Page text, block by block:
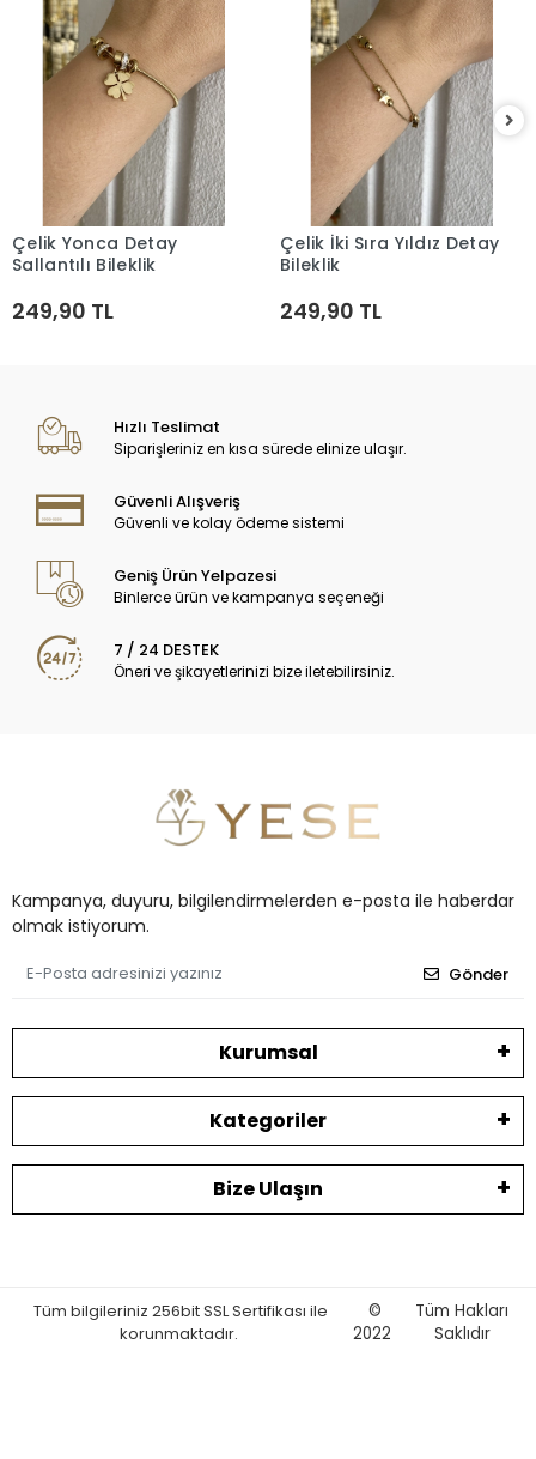
Sepete Ekle
Çelik Yonca Detay
Sallantılı Bileklik
249,90 TL
Sepete Ekle
Çelik İki Sıra Yıldız Detay
Bileklik
249,90 TL
Hızlı Teslimat
Siparişleriniz en kısa sürede elinize ulaşır.
Güvenli Alışveriş
Güvenli ve kolay ödeme sistemi
Geniş Ürün Yelpazesi
Binlerce ürün ve kampanya seçeneği
7 / 24 DESTEK
Öneri ve şikayetlerinizi bize iletebilirsiniz.
Kampanya, duyuru, bilgilendirmelerden e-posta ile haberdar
olmak istiyorum.
Gönder
Kurumsal
Kategoriler
Bize Ulaşın
Tüm bilgileriniz 256bit SSL Sertifikası ile
korunmaktadır.
©
2022
Tüm Hakları
Saklıdır